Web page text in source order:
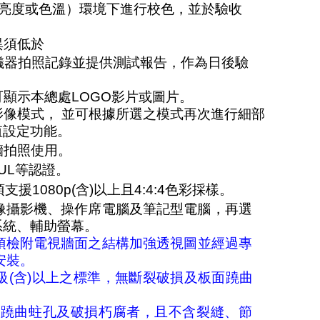
度或色溫）環境下進行校色，並於驗收
須低於
拍照記錄並提供測試報告，作為日後驗
示本總處LOGO影片或圖片。
模式， 並可根據所選之模式再次進行細部
定功能。
照使用。
等認證。
援1080p(含)以上且4:4:4色彩採樣。
影機、操作席電腦及筆記型電腦，再選
、輔助螢幕。
附電視牆面之結構加強透視圖並經過專
。
含)以上之標準，無斷裂破損及板面蹺曲
曲蛀孔及破損朽腐者，且不含裂縫、節